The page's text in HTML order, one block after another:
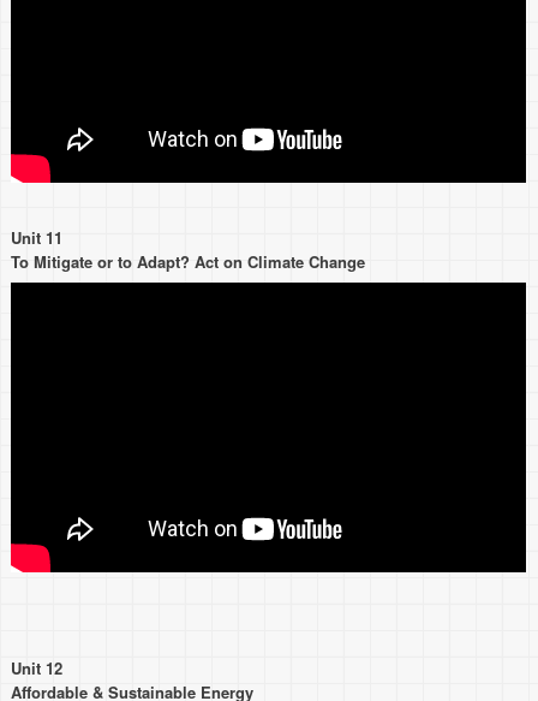
Unit 11
To Mitigate or to Adapt? Act on Climate Change
Unit 12
Affordable & Sustainable Energy